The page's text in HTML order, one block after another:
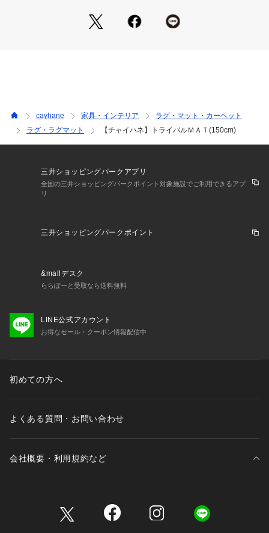
cayhane 家具・インテリア
ラグ・マット・カーペット
ラグ・ラグマット
【チャイハネ】トライバルＭＡＴ(150cm)
三井ショッピングパークアプリ
全国の三井ショッピングパークポイント対象施設でご利用できるアプ
リ
三井ショッピングパークポイント
&mallデスク
ららぽーと受取なら送料無料
LINE公式アカウント
お得なセール・クーポン情報配信中
初めての方へ
よくある質問・お問い合わせ
会社概要・利用規約など